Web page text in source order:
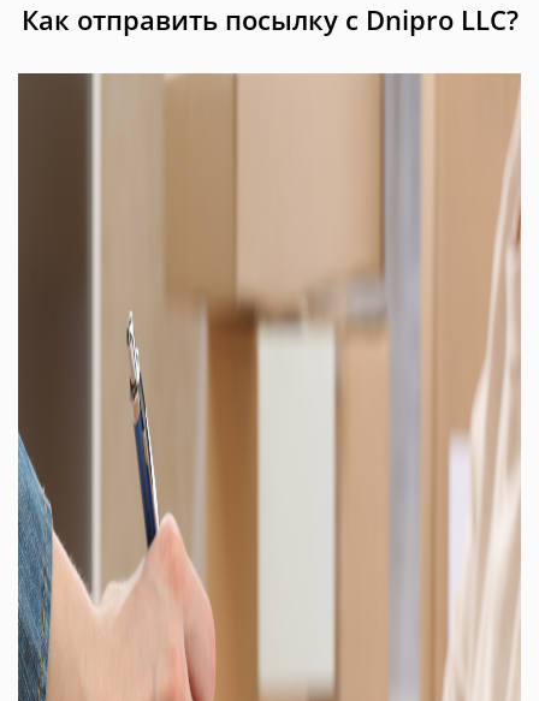
Как отправить посылку с Dnipro LLC?